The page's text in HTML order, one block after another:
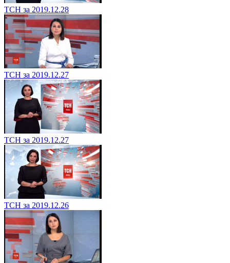
ТСН за 2019.12.28
ТСН за 2019.12.27
ТСН за 2019.12.27
ТСН за 2019.12.26